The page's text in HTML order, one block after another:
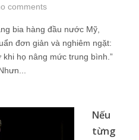
comments
bia hàng đầu nước Mỹ,
đơn giản và nghiêm ngặt:
họ nâng mức trung bình.”
Nếu
từng